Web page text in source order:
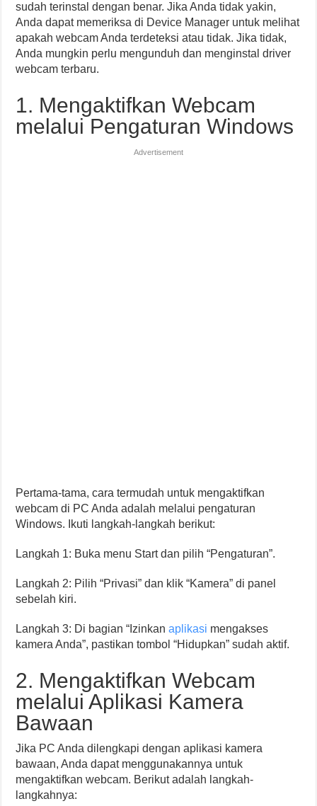
sudah terinstal dengan benar. Jika Anda tidak yakin,
Anda dapat memeriksa di Device Manager untuk melihat
apakah webcam Anda terdeteksi atau tidak. Jika tidak,
Anda mungkin perlu mengunduh dan menginstal driver
webcam terbaru.
1. Mengaktifkan Webcam
melalui Pengaturan Windows
Advertisement
Pertama-tama, cara termudah untuk mengaktifkan
webcam di PC Anda adalah melalui pengaturan
Windows. Ikuti langkah-langkah berikut:
Langkah 1: Buka menu Start dan pilih “Pengaturan”.
Langkah 2: Pilih “Privasi” dan klik “Kamera” di panel
sebelah kiri.
Langkah 3: Di bagian “Izinkanaplikasi mengakses
kamera Anda”, pastikan tombol “Hidupkan” sudah aktif.
2. Mengaktifkan Webcam
melalui Aplikasi Kamera
Bawaan
Jika PC Anda dilengkapi dengan aplikasi kamera
bawaan, Anda dapat menggunakannya untuk
mengaktifkan webcam. Berikut adalah langkah-
langkahnya: